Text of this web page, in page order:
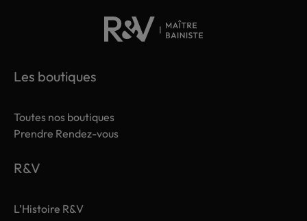
Les boutiques
Toutes nos boutiques
Prendre Rendez-vous
R&V
L’Histoire R&V